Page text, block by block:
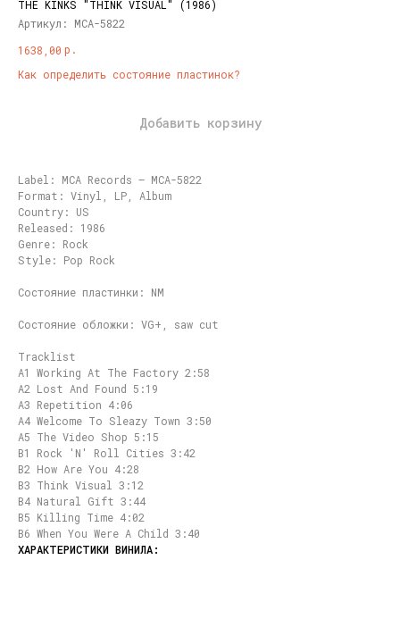
THE KINKS "THINK VISUAL" (1986)
Артикул: MCA-5822
1638,00 р.
Как определить состояние пластинок?
Добавить корзину
Label: MCA Records ‎– MCA-5822
Format: Vinyl, LP, Album
Country: US
Released: 1986
Genre: Rock
Style: Pop Rock
Состояние пластинки: NM
Состояние обложки: VG+, saw cut
Tracklist
A1 Working At The Factory 2:58
A2 Lost And Found 5:19
A3 Repetition 4:06
A4 Welcome To Sleazy Town 3:50
A5 The Video Shop 5:15
B1 Rock 'N' Roll Cities 3:42
B2 How Are You 4:28
B3 Think Visual 3:12
B4 Natural Gift 3:44
B5 Killing Time 4:02
B6 When You Were A Child 3:40